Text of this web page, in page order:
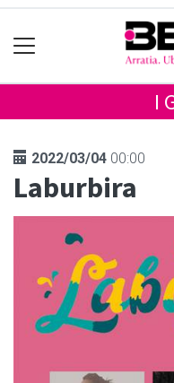
2022/03/04 00:00
Laburbira